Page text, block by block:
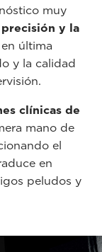
muy
precisión y la
última
y la calidad
clínicas de
mano de
el
en
peludos y